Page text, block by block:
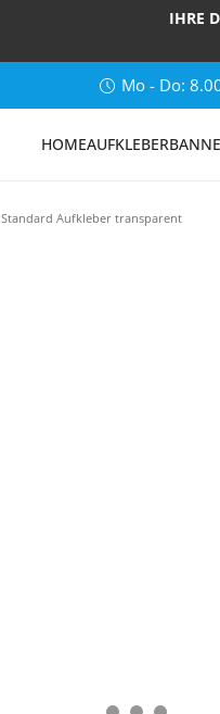
IHRE
Mo - Do:
HOMEAUFKLEBER
Standard Aufkleber transparent